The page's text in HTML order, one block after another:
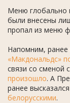
Меню глобально
были внесены
пропал из меню
Напомним,
«Макдональдс»
связи со сменой
произошло. А
ранее
белорусскими.